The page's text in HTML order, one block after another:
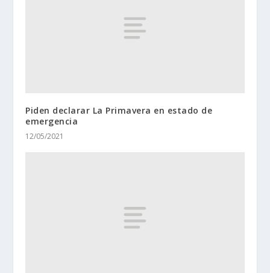
Piden declarar La Primavera en estado de
emergencia
12/05/2021